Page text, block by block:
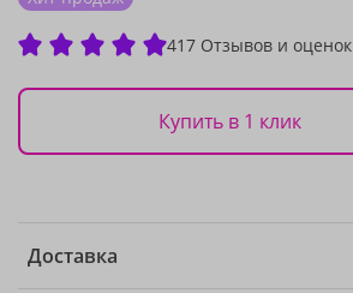
417 Отзывов и оценок
Купить в 1 клик
Доставка